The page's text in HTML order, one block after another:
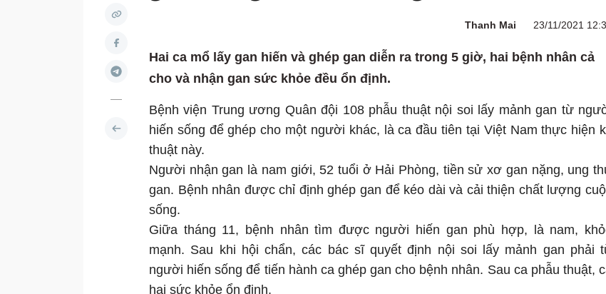
Thanh Mai 23/11/2021
Hai ca mổ lấy gan hiến và ghép gan diễn ra trong 5 giờ, hai bệnh nhân cả
cho và nhận gan sức khỏe đều ổn định.
Bệnh viện Trung ương Quân đội 108 phẫu thuật nội soi lấy mảnh gan từ
hiến sống để ghép cho một người khác, là ca đầu tiên tại Việt Nam thực hiện
thuật này.
Người nhận gan là nam giới, 52 tuổi ở Hải Phòng, tiền sử xơ gan nặng, ung
gan. Bệnh nhân được chỉ định ghép gan để kéo dài và cải thiện chất lượng
sống.
Giữa tháng 11, bệnh nhân tìm được người hiến gan phù hợp, là nam,
mạnh. Sau khi hội chẩn, các bác sĩ quyết định nội soi lấy mảnh gan phải
người hiến sống để tiến hành ca ghép gan cho bệnh nhân. Sau ca phẫu thuật,
hai sức khỏe ổn định.